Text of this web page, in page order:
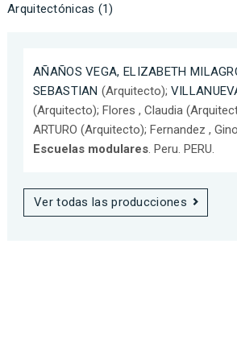
Arquitectónicas (1)
AÑAÑOS VEGA, ELIZABETH
SEBASTIAN (Arquitecto);
(Arquitecto); Flores , Claudia
ARTURO (Arquitecto); Fernandez ,
Escuelas modulares . Peru. PERU.
Ver todas las producciones